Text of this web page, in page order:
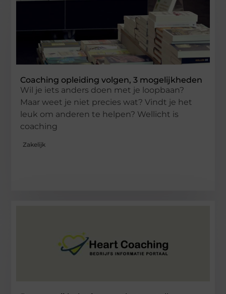
Coaching opleiding volgen, 3 mogelijkheden
Wil je iets anders doen met je loopbaan?
Maar weet je niet precies wat? Vindt je het
leuk om anderen te helpen? Wellicht is
coaching
Zakelijk